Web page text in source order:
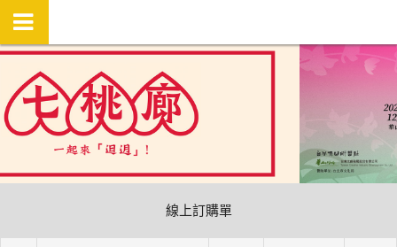
線上訂購單